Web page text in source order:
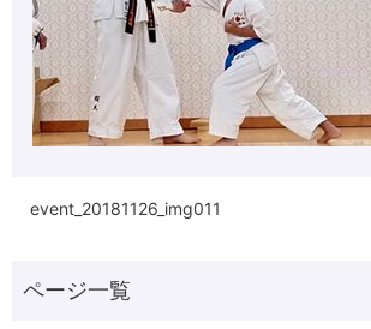
event_20181126_img011